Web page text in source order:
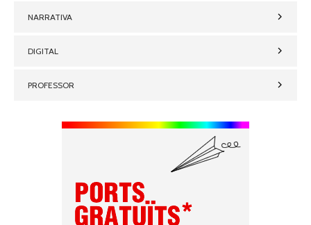
NARRATIVA
DIGITAL
PROFESSOR